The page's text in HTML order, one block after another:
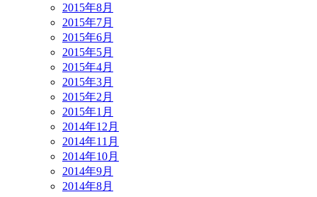
2015年8月
2015年7月
2015年6月
2015年5月
2015年4月
2015年3月
2015年2月
2015年1月
2014年12月
2014年11月
2014年10月
2014年9月
2014年8月